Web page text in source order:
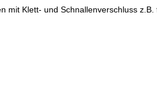
Klett- und Schnallenverschluss